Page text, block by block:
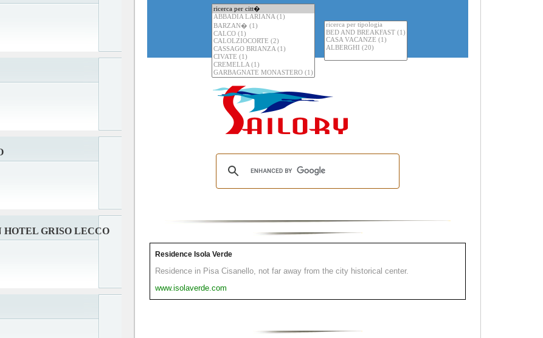
GRISO LECCO
Residence Isola Verde
Residence in Pisa Cisanello, not far away from the city historical center.
www.isolaverde.com